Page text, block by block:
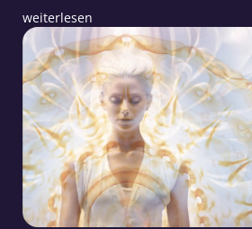
weiterlesen